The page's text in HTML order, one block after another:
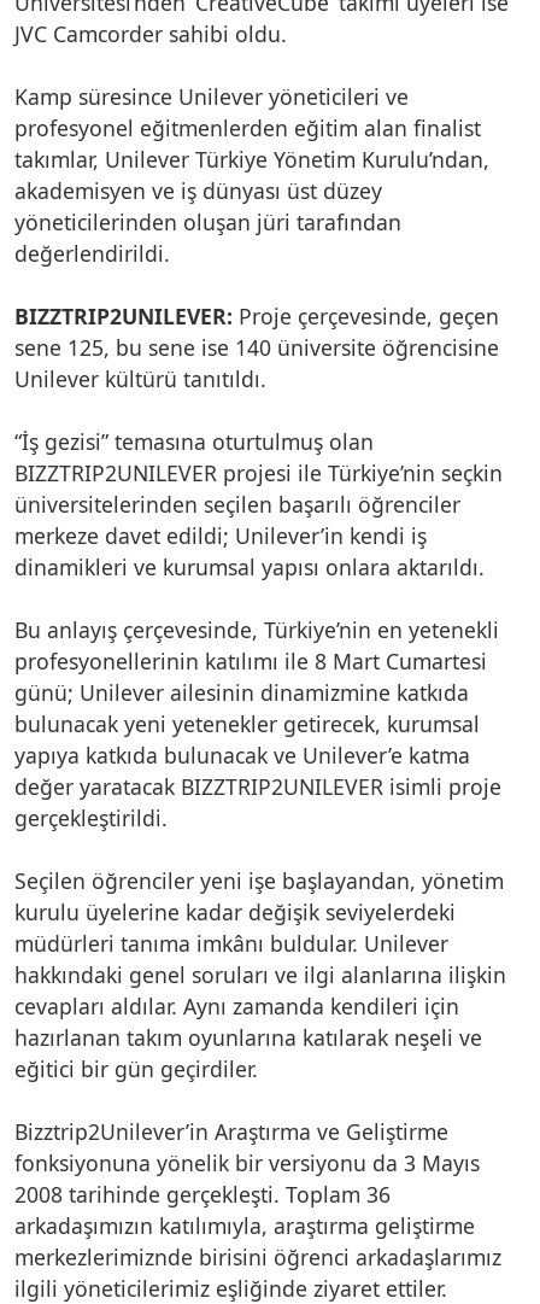
JVC Camcorder sahibi oldu.
Kamp süresince Unilever yöneticileri ve
profesyonel eğitmenlerden eğitim alan finalist
takımlar, Unilever Türkiye Yönetim Kurulu’ndan,
akademisyen ve iş dünyası üst düzey
yöneticilerinden oluşan jüri tarafından
değerlendirildi.
BIZZTRIP2UNILEVER: Proje çerçevesinde, geçen
sene 125, bu sene ise 140 üniversite öğrencisine
Unilever kültürü tanıtıldı.
“İş gezisi” temasına oturtulmuş olan
BIZZTRIP2UNILEVER projesi ile Türkiye’nin seçkin
üniversitelerinden seçilen başarılı öğrenciler
merkeze davet edildi; Unilever’in kendi iş
dinamikleri ve kurumsal yapısı onlara aktarıldı.
Bu anlayış çerçevesinde, Türkiye’nin en yetenekli
profesyonellerinin katılımı ile 8 Mart Cumartesi
günü; Unilever ailesinin dinamizmine katkıda
bulunacak yeni yetenekler getirecek, kurumsal
yapıya katkıda bulunacak ve Unilever’e katma
değer yaratacak BIZZTRIP2UNILEVER isimli proje
gerçekleştirildi.
Seçilen öğrenciler yeni işe başlayandan, yönetim
kurulu üyelerine kadar değişik seviyelerdeki
müdürleri tanıma imkânı buldular. Unilever
hakkındaki genel soruları ve ilgi alanlarına ilişkin
cevapları aldılar. Aynı zamanda kendileri için
hazırlanan takım oyunlarına katılarak neşeli ve
eğitici bir gün geçirdiler.
Bizztrip2Unilever’in Araştırma ve Geliştirme
fonksiyonuna yönelik bir versiyonu da 3 Mayıs
2008 tarihinde gerçekleşti. Toplam 36
arkadaşımızın katılımıyla, araştırma geliştirme
merkezlerimiznde birisini öğrenci arkadaşlarımız
ilgili yöneticilerimiz eşliğinde ziyaret ettiler.